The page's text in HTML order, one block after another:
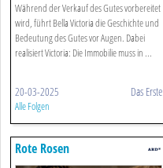
Während der Verkauf des Gutes vorbereitet
wird, führt Bella Victoria die Geschichte und
Bedeutung des Gutes vor Augen. Dabei
realisiert Victoria: Die Immobilie muss in ...
20-03-2025 Das Erste
Alle Folgen
Rote Rosen